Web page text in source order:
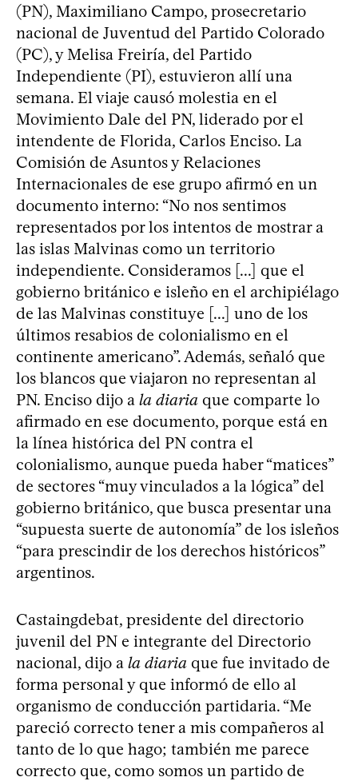
(PN), Maximiliano Campo, prosecretario
nacional de Juventud del Partido Colorado
(PC), y Melisa Freiría, del Partido
Independiente (PI), estuvieron allí una
semana. El viaje causó molestia en el
Movimiento Dale del PN, liderado por el
intendente de Florida, Carlos Enciso. La
Comisión de Asuntos y Relaciones
Internacionales de ese grupo afirmó en un
documento interno: “No nos sentimos
representados por los intentos de mostrar a
las islas Malvinas como un territorio
independiente. Consideramos [...] que el
gobierno británico e isleño en el archipiélago
de las Malvinas constituye [...] uno de los
últimos resabios de colonialismo en el
continente americano”. Además, señaló que
los blancos que viajaron no representan al
PN. Enciso dijo a la diaria que comparte lo
afirmado en ese documento, porque está en
la línea histórica del PN contra el
colonialismo, aunque pueda haber “matices”
de sectores “muy vinculados a la lógica” del
gobierno británico, que busca presentar una
“supuesta suerte de autonomía” de los isleños
“para prescindir de los derechos históricos”
argentinos.
Castaingdebat, presidente del directorio
juvenil del PN e integrante del Directorio
nacional, dijo a la diaria que fue invitado de
forma personal y que informó de ello al
organismo de conducción partidaria. “Me
pareció correcto tener a mis compañeros al
tanto de lo que hago; también me parece
correcto que, como somos un partido de